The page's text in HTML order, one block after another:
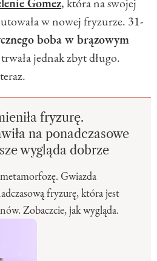
w nowej fryzurze. 31-
boba w brązowym
jednak zbyt długo.
fryzurę.
na ponadczasowe
wygląda dobrze
Gwiazda
fryzurę, która jest
Zobaczcie, jak wygląda.